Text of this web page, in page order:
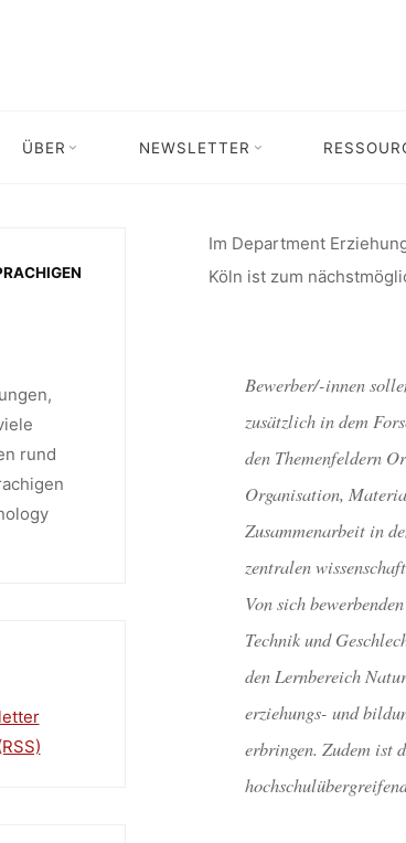
ÜBER NEWSLETTER
HomeStellenangebot Stellenangebot:
Im Department
Köln ist zum
Bewerber/-innen
zusätzlich in dem
den Themenfeldern
Organisation,
Zusammenarbeit in
zentralen
Von sich
Technik und
den Lernbereich
erziehungs- und
erbringen. Zudem ist
rund